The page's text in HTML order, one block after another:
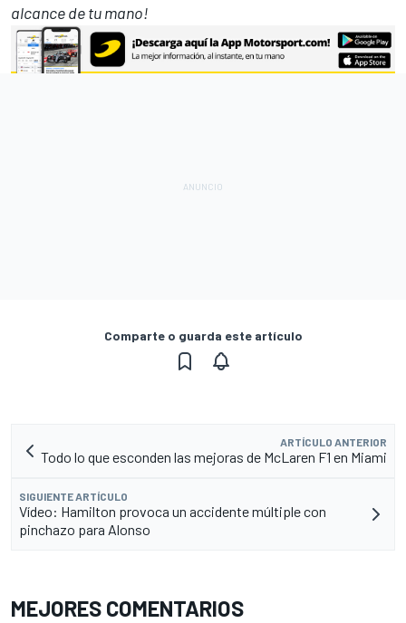
alcance de tu mano!
Comparte o guarda este artículo
ARTÍCULO ANTERIOR
Todo lo que esconden las mejoras de McLaren F1 en Miami
SIGUIENTE ARTÍCULO
Vídeo: Hamilton provoca un accidente múltiple con
pinchazo para Alonso
MEJORES COMENTARIOS